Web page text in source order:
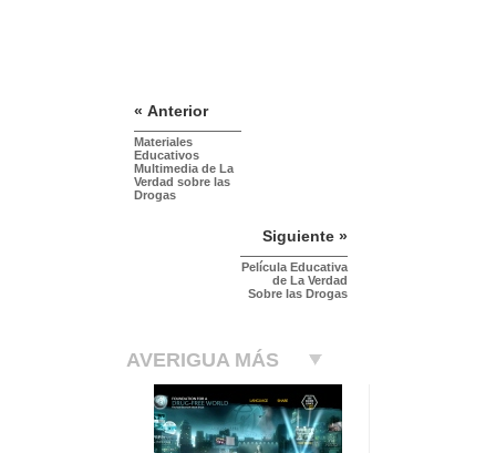
« Anterior
Materiales
Educativos
Multimedia de La
Verdad sobre las
Drogas
Siguiente »
Película Educativa
de La Verdad
Sobre las Drogas
AVERIGUA MÁS